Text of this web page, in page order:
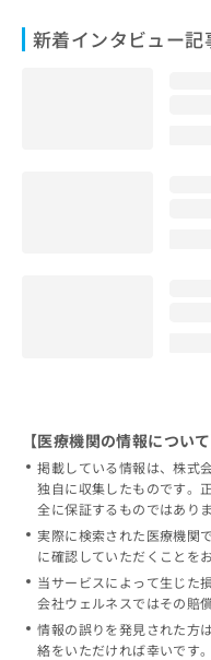
新着インタビュー記
【医療機関の情報について
掲載している情報は、株式
独自に収集したものです。
全に保証するものではありま
実際に検索された医療機関
に確認していただくことを
当サービスによって生じた
会社ウェルネスではその賠
情報の誤りを発見された方
絡をいただければ幸いです。